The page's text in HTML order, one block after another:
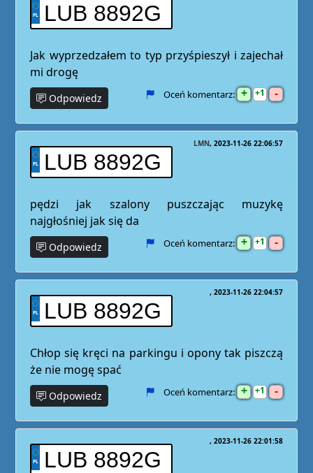
LUB 8892G
Jak wyprzedzałem to typ przyśpieszył i zajechał
mi drogę
Odpowiedz Oceń komentarz: + 1 -
LUB 8892G
LMN 2023-11-26 22:06:57
pędzi jak szalony puszczając muzykę
najgłośniej jak się da
Odpowiedz Oceń komentarz: + 1 -
LUB 8892G
2023-11-26 22:04:57
Chłop się kręci na parkingu i opony tak piszczą
że nie mogę spać
Odpowiedz Oceń komentarz: + 1 -
LUB 8892G
2023-11-26 22:01:58